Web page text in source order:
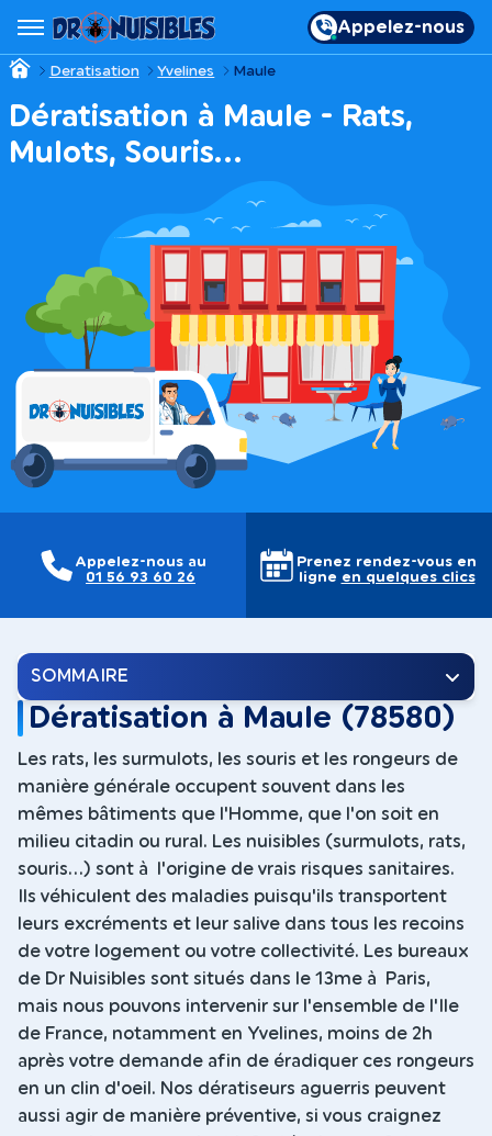
Appelez-nous
Deratisation Yvelines Maule
Dératisation à Maule - Rats,
Mulots, Souris…
Appelez-nous au
01 56 93 60 26
Prenez rendez-vous en
ligne en quelques clics
SOMMAIRE
Dératisation à Maule (78580)
Les rats, les surmulots, les souris et les rongeurs de
manière générale occupent souvent dans les
mêmes bâtiments que l'Homme, que l'on soit en
milieu citadin ou rural. Les nuisibles (surmulots, rats,
souris...) sont à l'origine de vrais risques sanitaires.
Ils véhiculent des maladies puisqu'ils transportent
leurs excréments et leur salive dans tous les recoins
de votre logement ou votre collectivité. Les bureaux
de Dr Nuisibles sont situés dans le 13me à Paris,
mais nous pouvons intervenir sur l'ensemble de l'Ile
de France, notamment en Yvelines, moins de 2h
après votre demande afin de éradiquer ces rongeurs
en un clin d'oeil. Nos dératiseurs aguerris peuvent
aussi agir de manière préventive, si vous craignez